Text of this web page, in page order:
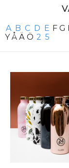
A B C D E F G
Y Å Ä Ö 2 5